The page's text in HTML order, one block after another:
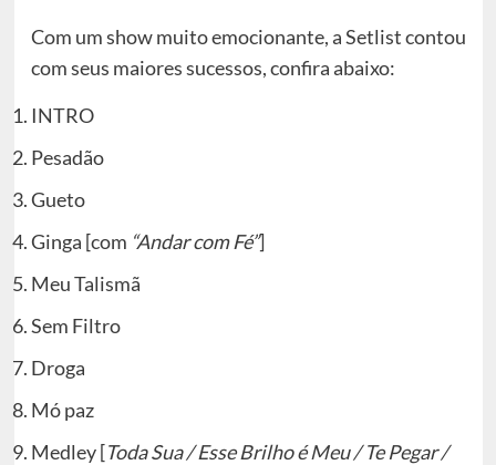
Com um show muito emocionante, a Setlist contou
com seus maiores sucessos, confira abaixo:
INTRO
Pesadão
Gueto
Ginga [com “Andar com Fé”]
Meu Talismã
Sem Filtro
Droga
Mó paz
Medley [Toda Sua / Esse Brilho é Meu / Te Pegar /